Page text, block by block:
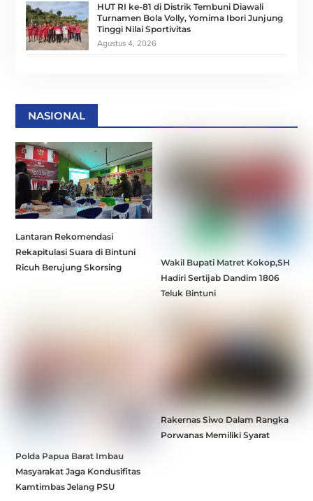
HUT RI ke-81 di Distrik Tembuni Diawali
Turnamen Bola Volly, Yomima Ibori Junjung
Tinggi Nilai Sportivitas
Agustus 4, 2026
NASIONAL
Lantaran Rekomendasi
Rekapitulasi Suara di Bintuni
Ricuh Berujung Skorsing
Wakil Bupati Matret Kokop,SH
Hadiri Sertijab Dandim 1806
Teluk Bintuni
Polda Papua Barat Imbau
Masyarakat Jaga Kondusifitas
Kamtimbas Jelang PSU
Rakernas Siwo Dalam Rangka
Porwanas Memiliki Syarat